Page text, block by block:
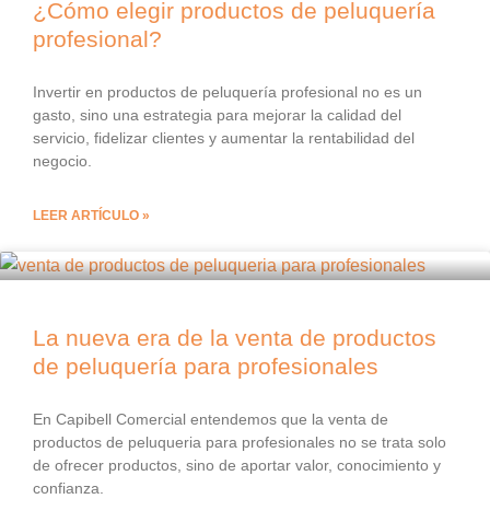
¿Cómo elegir productos de peluquería
profesional?
Invertir en productos de peluquería profesional no es un
gasto, sino una estrategia para mejorar la calidad del
servicio, fidelizar clientes y aumentar la rentabilidad del
negocio.
LEER ARTÍCULO »
La nueva era de la venta de productos
de peluquería para profesionales
En Capibell Comercial entendemos que la venta de
productos de peluqueria para profesionales no se trata solo
de ofrecer productos, sino de aportar valor, conocimiento y
confianza.